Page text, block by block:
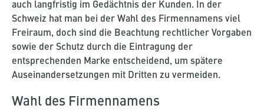
auch langfristig im Gedächtnis der Kunden. In der
Schweiz hat man bei der Wahl des Firmennamens viel
Freiraum, doch sind die Beachtung rechtlicher Vorgaben
sowie der Schutz durch die Eintragung der
entsprechenden Marke entscheidend, um spätere
Auseinandersetzungen mit Dritten zu vermeiden.
Wahl des Firmennamens